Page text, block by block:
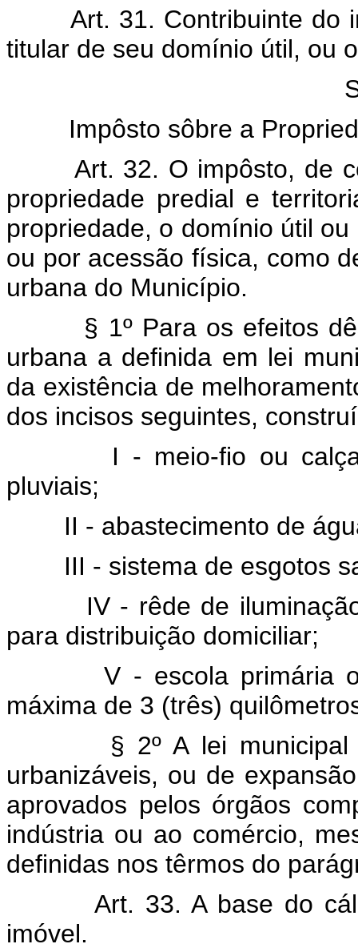
Art. 31. Contribuinte do
titular de seu domínio útil, ou
Impôsto sôbre a
Art. 32. O impôsto, de
propriedade predial e
propriedade, o domínio útil
ou por acessão física, como
urbana do Município.
§ 1º Para os efeitos
urbana a definida em lei
da existência de
dos incisos seguintes,
I - meio-fio ou
pluviais;
II - abastecimento de
III - sistema de esgotos
IV - rêde de iluminação
para distribuição domiciliar;
V - escola primária ou
máxima de 3 (três)
§ 2º A lei municipal
urbanizáveis, ou de
aprovados pelos órgãos
indústria ou ao comércio,
definidas nos têrmos do
Art. 33. A base do
imóvel.